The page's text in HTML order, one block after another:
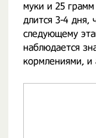
муки и 25
длится 3-4 дня,
следующему
наблюдается
кормлениями,